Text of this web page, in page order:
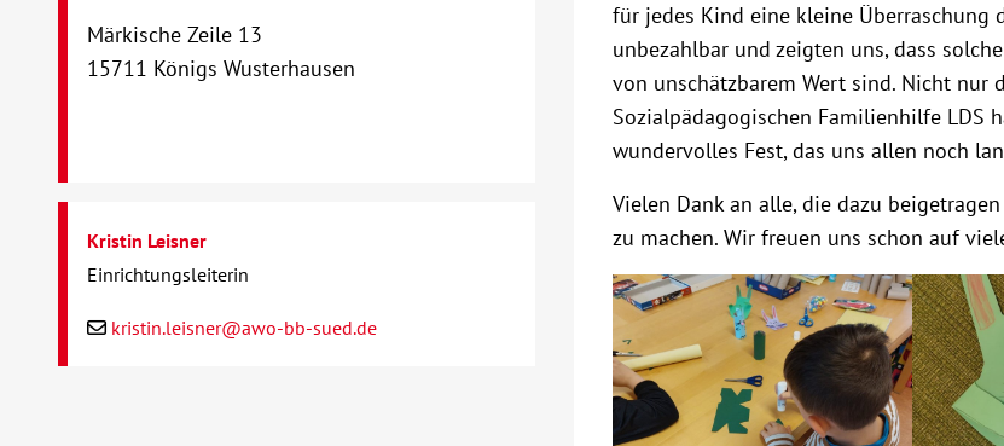
für jedes Kind eine kleine Überraschung
unbezahlbar und zeigten uns, dass
von unschätzbarem Wert sind. Nicht nur
Sozialpädagogischen Familienhilfe LDS
wundervolles Fest, das uns allen noch
Vielen Dank an alle, die dazu
zu machen. Wir freuen uns schon auf
Märkische Zeile 13
15711 Königs Wusterhausen
Kristin Leisner
Einrichtungsleiterin
kristin.leisner@awo-bb-sued.de